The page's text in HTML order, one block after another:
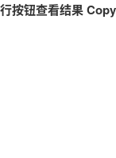
按钮查看结果